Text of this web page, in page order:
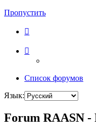
Пропустить
Список форумов
Язык:
Forum RAASN -